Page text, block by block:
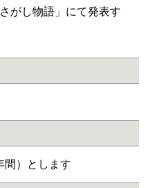
がし物語」にて発表す
間）とします